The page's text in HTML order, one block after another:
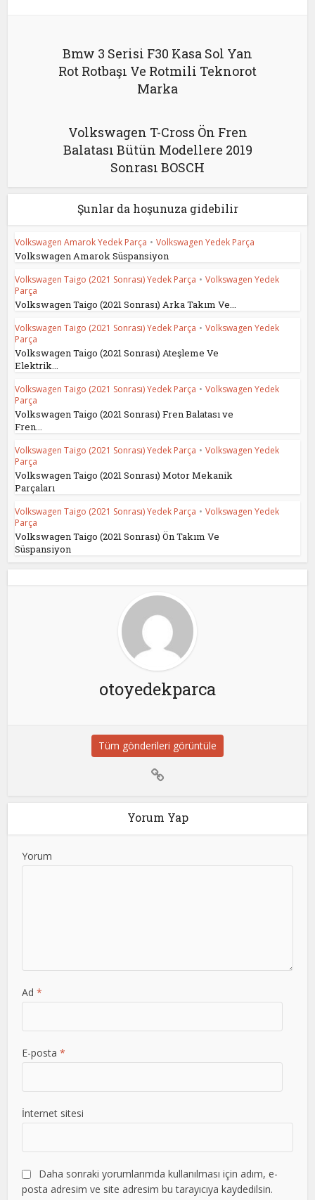
Bmw 3 Serisi F30 Kasa Sol Yan
Rot Rotbaşı Ve Rotmili Teknorot
Marka
Volkswagen T-Cross Ön Fren
Balatası Bütün Modellere 2019
Sonrası BOSCH
Şunlar da hoşunuza gidebilir
Volkswagen Amarok Yedek Parça • Volkswagen Yedek Parça
Volkswagen Amarok Süspansiyon
Volkswagen Taigo (2021 Sonrası) Yedek Parça • Volkswagen Yedek
Parça
Volkswagen Taigo (2021 Sonrası) Arka Takım Ve...
Volkswagen Taigo (2021 Sonrası) Yedek Parça • Volkswagen Yedek
Parça
Volkswagen Taigo (2021 Sonrası) Ateşleme Ve
Elektrik...
Volkswagen Taigo (2021 Sonrası) Yedek Parça • Volkswagen Yedek
Parça
Volkswagen Taigo (2021 Sonrası) Fren Balatası ve
Fren...
Volkswagen Taigo (2021 Sonrası) Yedek Parça • Volkswagen Yedek
Parça
Volkswagen Taigo (2021 Sonrası) Motor Mekanik
Parçaları
Volkswagen Taigo (2021 Sonrası) Yedek Parça • Volkswagen Yedek
Parça
Volkswagen Taigo (2021 Sonrası) Ön Takım Ve
Süspansiyon
otoyedekparca
Tüm gönderileri görüntüle
Yorum Yap
Yorum
Ad*
E-posta*
İnternet sitesi
Daha sonraki yorumlarımda kullanılması için adım, e-
posta adresim ve site adresim bu tarayıcıya kaydedilsin.